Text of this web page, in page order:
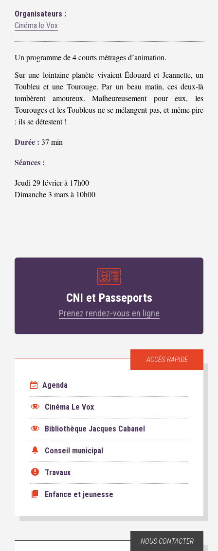
Organisateurs :
Cinéma le Vox
Un programme de 4 courts métrages d’animation.
Sur une lointaine planète vivaient Édouard et Jeannette, un
Toubleu et une Tourouge. Par un beau matin, ces deux-là
tombèrent amoureux. Malheureusement pour eux, les
Tourouges et les Toubleus ne se mélangent pas, et même pire
: ils se détestent !
Durée : 37 min
Séances :
Jeudi 29 février à 17h00
Dimanche 3 mars à 10h00
CNI et Passeports
Prenez rendez-vous en ligne
ACCÈS RAPIDE
Agenda
Cinéma Le Vox
Bibliothèque Jacques Cabanel
Conseil municipal
Travaux
Enfance et jeunesse
NOUS CONTACTER